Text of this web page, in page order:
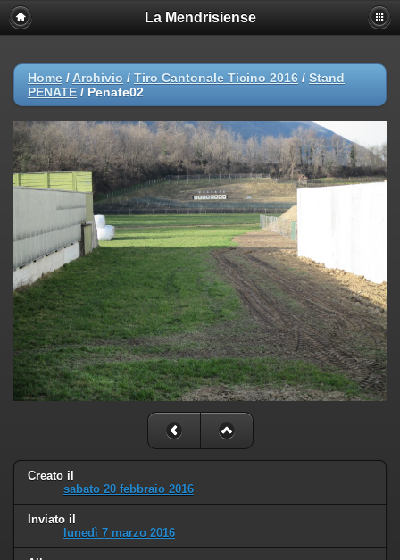
La Mendrisiense
Home / Archivio / Tiro Cantonale Ticino 2016 / Stand
PENATE / Penate02
Creato il
sabato 20 febbraio 2016
Inviato il
lunedì 7 marzo 2016